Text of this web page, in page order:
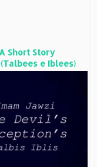
Short Story
e Iblees)